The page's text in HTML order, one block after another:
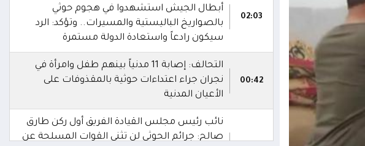
02:03
أبطال الجيش استشهدوا في هجوم حوثي
بالصواريخ الباليستية والمسيرات.. وتؤكد: الرد
سيكون رادعاً واستعادة الدولة مستمرة
00:42
التحالف: إصابة 11 مدنياً بينهم طفل وامرأة في
نجران جراء اعتداءات حوثية بالمقذوفات على
الأعيان المدنية
نائب رئيس مجلس القيادة الفريق أول ركن طارق
صالح: جرائم الحوثي لن تثني القوات المسلحة عن